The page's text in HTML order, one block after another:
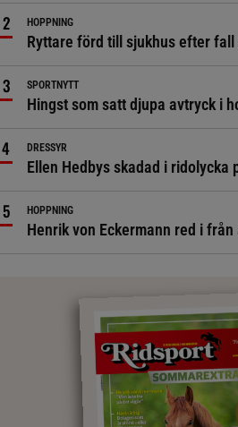
HOPPNING
Ryttare förd till sjukhus efter fall
SPORTNYTT
Hingst som satt djupa avtryck i
DRESSYR
Ellen Hedbys skadad i ridolycka
HOPPNING
Henrik von Eckermann red i